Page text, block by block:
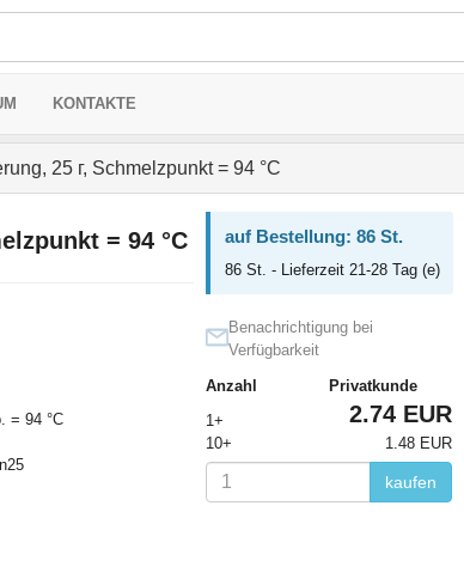
KONTAKTE
25 г, Schmelzpunkt = 94 °С
= 94 °С
= 94 °C
auf Bestellung: 86 St.
86 St. - Lieferzeit 21-28 Tag (e)
Benachrichtigung bei
Verfügbarkeit
Anzahl
Privatkunde
1+
2.74 EUR
10+ 1.48 EUR
kaufen